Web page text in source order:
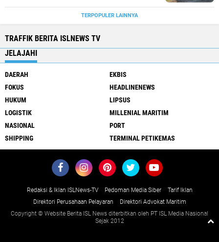
TERPOPULER LAINNYA
TRAFFIK BERITA ISLNEWS TV
JELAJAHI
DAERAH
EKBIS
FOKUS
HEADLINENEWS
HUKUM
LIPSUS
LOGISTIK
MILLENIAL MARITIM
NASIONAL
PORT
SHIPPING
TERMINAL PETIKEMAS
Redaksi & Iklan ISLNews-TV Pedoman Media Siber
Tarif Iklan
Direktori Perusahaan Pelayaran
Direktori Advokat Maritim
Copyright © Website Berita ISL News diterbitkan oleh PT ISL Media Nasional
Sejak 2012